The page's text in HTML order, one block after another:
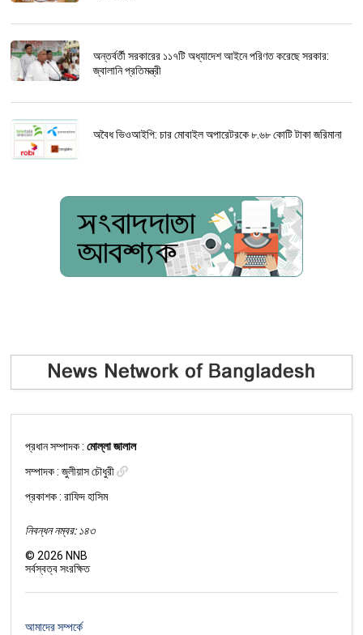
অন্তর্বর্তী সরকারের ১১৭টি অধ্যাদেশ আইনে পরিণত করেছে সরকার:
জ্বালানি প্রতিমন্ত্রী
অবৈধ ভিওআইপি: চার মোবাইল অপারেটরকে ৮.৬৮ কোটি টাকা জরিমানা
প্রধান সম্পাদক :মোল্লা জালাল
সম্পাদক :জুলীয়াস চৌধুরী
প্রকাশক : রাফিদ হাসিম
নিবন্ধন নম্বর: ১৪৩
©2026 NNB
সর্বস্বত্ব সংরক্ষিত
আমাদের সম্পর্কে